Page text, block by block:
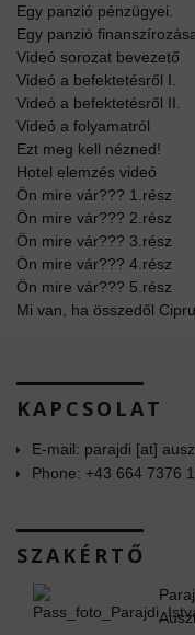
Egy panzió pénzügyei.
Egy panzió
Videó sorozat bevezető
Videó a befektetésről I.
Videó a befektetésről II.
Videó a folyamatról
Ezt meg kell nézned!
Hotel elemzés videó
Ön mire vár??? 1.rész
Ön mire vár??? 2.rész
Ön mire vár??? 3.rész
Ön mire vár??? 4.rész
Ön mire vár??? 5.rész
Mi van, ha összedől
KAPCSOLAT
E-mail: parajdi [at]
Phone: +43 664 7376
SZAKÉRTŐ